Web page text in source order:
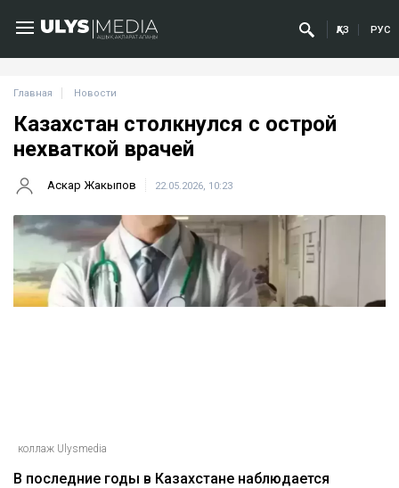
ҚАЗ РУС
Главная Новости
Казахстан столкнулся с острой
нехваткой врачей
Аскар Жакыпов 22.05.2026, 10:23
коллаж Ulysmedia
В последние годы в Казахстане наблюдается